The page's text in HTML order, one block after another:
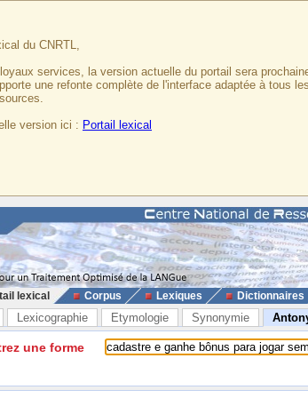
du CNRTL,
services, la version actuelle du portail sera
une refonte complète de l'interface adaptée à tous
version ici : Portail lexical
lexical Corpus Lexiques Dictionnaires
Lexicographie Etymologie Synonymie
une forme